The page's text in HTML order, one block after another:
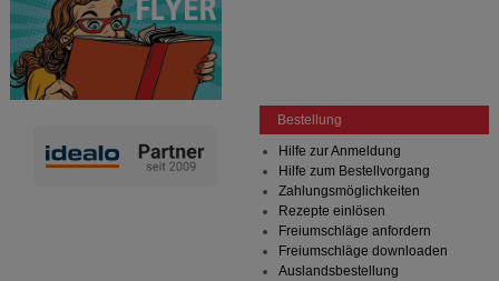
Bestellung
Hilfe zur Anmeldung
Hilfe zum Bestellvorgang
Zahlungsmöglichkeiten
Rezepte einlösen
Freiumschläge anfordern
Freiumschläge downloaden
Auslandsbestellung